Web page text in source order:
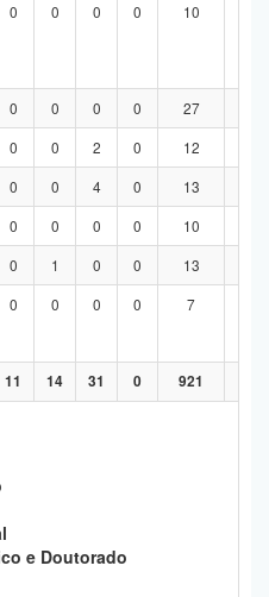
0 0 0 0 10
0 0 0 0 27
0 0 2 0 12
0 0 4 0 13
0 0 0 0 10
0 1 0 0 13
0 0 0 0 7
11 14 31 0 921
e Doutorado